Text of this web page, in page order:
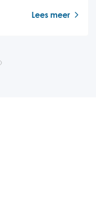
Lees meer